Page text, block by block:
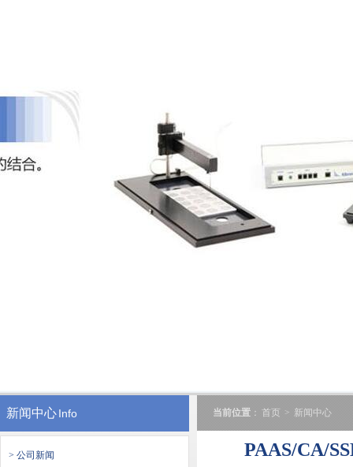
新闻中心Info
> 公司新闻
当前位置 ： 首页 > 新闻中心
PAAS/CA/